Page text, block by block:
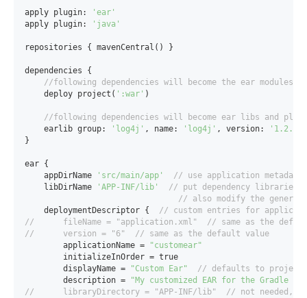
apply plugin:
'ear'
apply plugin:
'java'
repositories { mavenCentral() }
dependencies {
//following dependencies will become the ear modules
    deploy project(
':war' )
//following dependencies will become ear libs and
    earlib group:
'log4j' , name: 'log4j' , version:
'1.2.15'
}
ear {
    appDirName
'src/main/app'
// use application
    libDirName
'APP-INF/lib'
// put dependency libraries
// also modify the
    deploymentDescriptor {
// custom entries for
//      fileName = "application.xml"  // same as the
//      version = "6"  // same as the default value
        applicationName =
"customear"
        initializeInOrder = true
        displayName =
"Custom Ear"
// defaults to
        description =
"My customized EAR for the Gradle
//      libraryDirectory = "APP-INF/lib"  // not needed,